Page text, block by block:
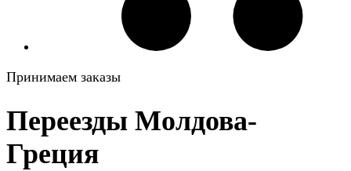
Принимаем заказы
Переезды Молдова-
Греция